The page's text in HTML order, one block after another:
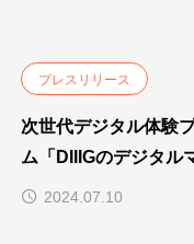
プレスリリース
次世代デジタル体験
ム「DIIIGのデジタル
始 2024.07.10